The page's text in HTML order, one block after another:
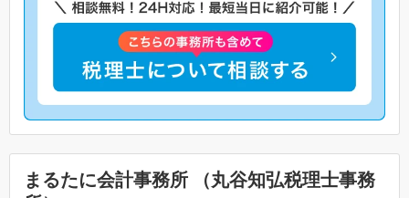
まるたに会計事務所 （丸谷知弘税理士事務